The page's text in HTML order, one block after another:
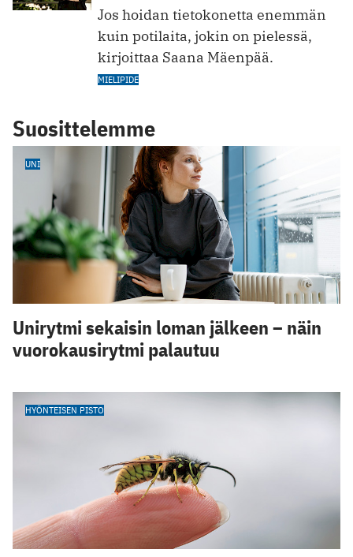
Jos hoidan tietokonetta enemmän
kuin potilaita, jokin on pielessä,
kirjoittaa Saana Mäenpää.
MIELIPIDE
Suosittelemme
UNI
Unirytmi sekaisin loman jälkeen – näin
vuorokausirytmi palautuu
HYÖNTEISEN PISTO